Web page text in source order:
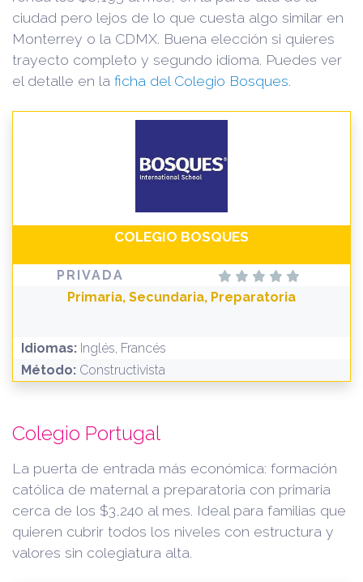
ciudad pero lejos de lo que cuesta algo similar en
Monterrey o la CDMX. Buena elección si quieres
trayecto completo y segundo idioma. Puedes ver
el detalle en la ficha del Colegio Bosques
COLEGIO BOSQUES
PRIVADA
Primaria, Secundaria, Preparatoria
Idiomas: Inglés, Francés
Método: Constructivista
Colegio Portugal
La puerta de entrada más económica: formación
católica de maternal a preparatoria con primaria
cerca de los $3,240 al mes. Ideal para familias que
quieren cubrir todos los niveles con estructura y
valores sin colegiatura alta.